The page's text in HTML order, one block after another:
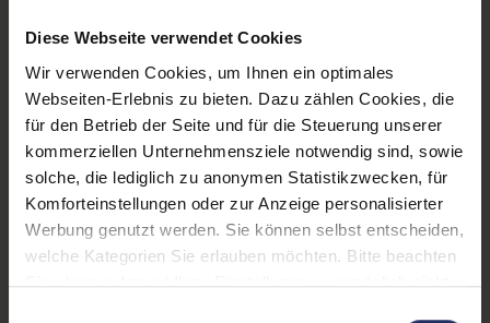
Diese Webseite verwendet Cookies
Wir verwenden Cookies, um Ihnen ein optimales
Webseiten-Erlebnis zu bieten. Dazu zählen Cookies, die
für den Betrieb der Seite und für die Steuerung unserer
kommerziellen Unternehmensziele notwendig sind, sowie
solche, die lediglich zu anonymen Statistikzwecken, für
Komforteinstellungen oder zur Anzeige personalisierter
Werbung genutzt werden. Sie können selbst entscheiden,
welche Kategorien Sie erlauben möchten. Bitte beachten
Sie, dass aufgrund Ihrer Einstellungen, womöglich nicht
Schnittstellen: 1x Audio - Eingang - 3.5 mm
1x Audio / Mikrofon - 3.5 mm
Combo , 1x LAN RJ-45, 1x
USB 3 Typ C, 2x Audio -
Ausgang - 3.5 mm, 2x
DisplayPort, 4x USB 2 Typ A,
6x USB 3 Typ A
Mehr anzeigen
Prozessorkerne: 6
Betriebssystem: Windows 11 Professional
Partnerprogramm: Ja
Datenspeicher: 500 GB SSD